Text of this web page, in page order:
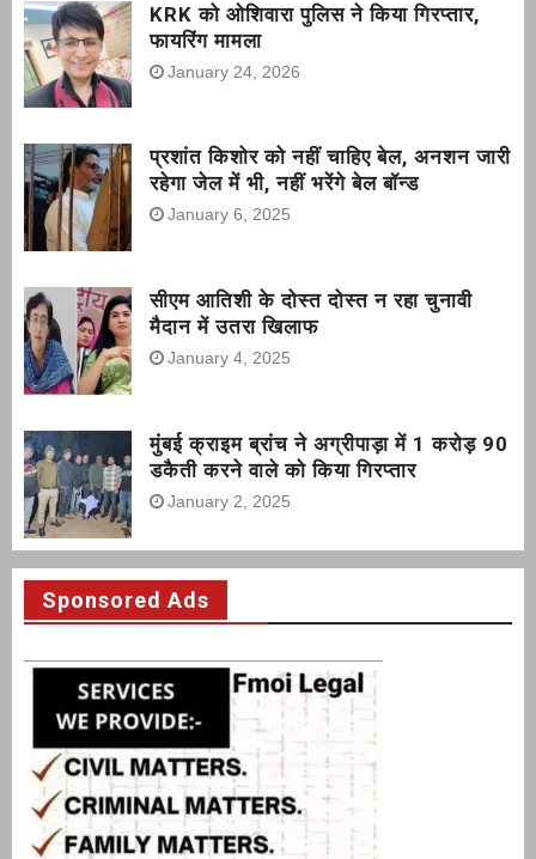
KRK को ओशिवारा पुलिस ने किया गिरप्तार,
फायरिंग मामला
January 24, 2026
प्रशांत किशोर को नहीं चाहिए बेल, अनशन जारी
रहेगा जेल में भी, नहीं भरेंगे बेल बॉन्ड
January 6, 2025
सीएम आतिशी के दोस्त दोस्त न रहा चुनावी
मैदान में उतरा खिलाफ
January 4, 2025
मुंबई क्राइम ब्रांच ने अग्रीपाड़ा में 1 करोड़ 90
डकैती करने वाले को किया गिरप्तार
January 2, 2025
Sponsored Ads